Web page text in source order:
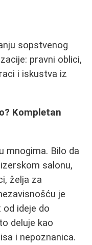
sopstvenog
pravni oblici,
i iskustva iz
Kompletan
mnogima. Bilo da
salonu,
želja za
je
ideje do
deluje kao
i nepoznanica.